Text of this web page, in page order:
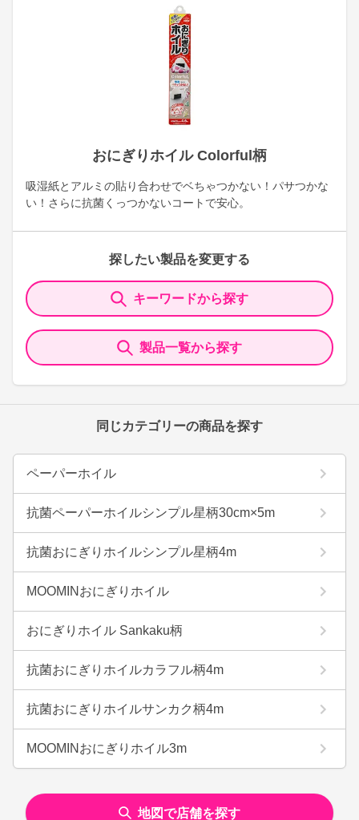
おにぎりホイル Colorful柄
吸湿紙とアルミの貼り合わせでベちゃつかない！パサつかな
い！さらに抗菌くっつかないコートで安心。
探したい製品を変更する
キーワードから探す
製品一覧から探す
同じカテゴリーの商品を探す
ペーパーホイル
抗菌ペーパーホイルシンプル星柄30cm×5m
抗菌おにぎりホイルシンプル星柄4m
MOOMINおにぎりホイル
おにぎりホイル Sankaku柄
抗菌おにぎりホイルカラフル柄4m
抗菌おにぎりホイルサンカク柄4m
MOOMINおにぎりホイル3m
地図で店舗を探す